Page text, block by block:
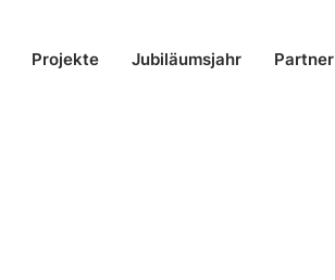
Projekte Jubiläumsjahr Partner